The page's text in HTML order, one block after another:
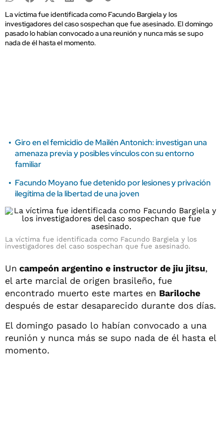
La víctima fue identificada como Facundo Bargiela y los
investigadores del caso sospechan que fue asesinado. El domingo
pasado lo habían convocado a una reunión y nunca más se supo
nada de él hasta el momento.
Giro en el femicidio de Mailén Antonich: investigan una
amenaza previa y posibles vínculos con su entorno
familiar
Facundo Moyano fue detenido por lesiones y privación
ilegítima de la libertad de una joven
La víctima fue identificada como Facundo Bargiela y los
investigadores del caso sospechan que fue asesinado.
Un campeón argentino e instructor de jiu jitsu,
el arte marcial de origen brasileño, fue
encontrado muerto este martes en Bariloche
después de estar desaparecido durante dos días.
El domingo pasado lo habían convocado a una
reunión y nunca más se supo nada de él hasta el
momento.